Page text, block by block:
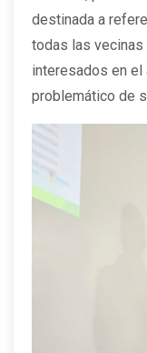
destinada a
todas las
interesados en el
problemático de